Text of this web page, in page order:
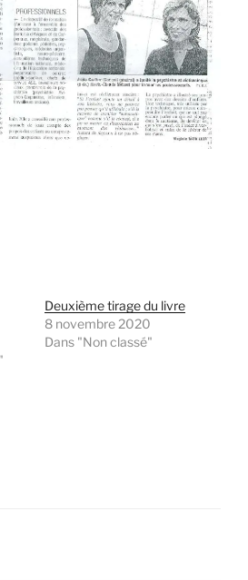
Deuxième tirage du livre
8 novembre 2020
Dans "Non classé"